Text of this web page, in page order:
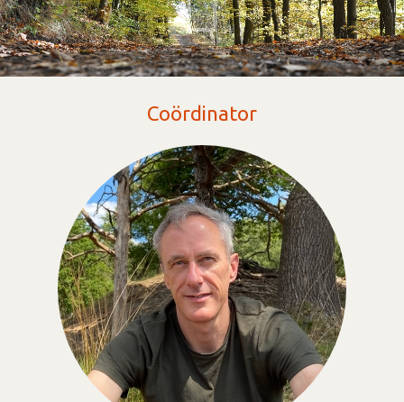
Coördinator